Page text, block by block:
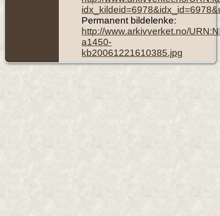
Permanent bildelenke:
http://www.arkivverket.no/
a1450-
kb20061221610385.jpg